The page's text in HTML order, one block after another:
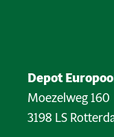
Depot
Moezelweg 160
3198 LS